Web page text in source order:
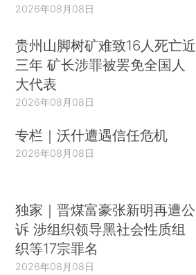
2026年08月08日
贵州山脚树矿难致16人死亡近
三年 矿长涉罪被罢免全国人
大代表
2026年08月08日
专栏｜沃什遭遇信任危机
2026年08月08日
独家｜晋煤富豪张新明再遭公
诉 涉组织领导黑社会性质组
织等17宗罪名
2026年08月08日